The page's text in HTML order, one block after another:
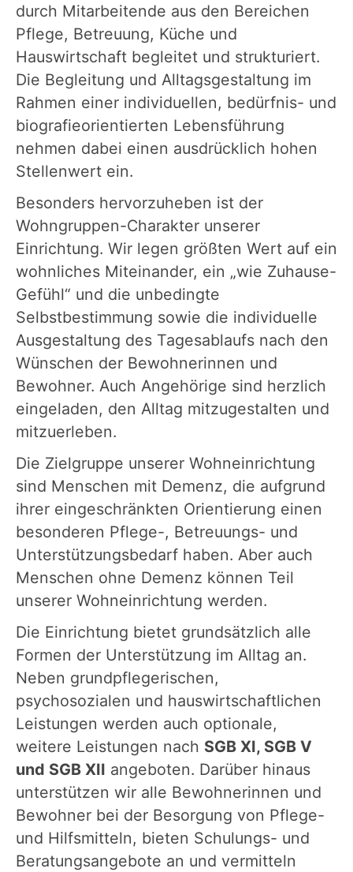
durch Mitarbeitende aus den Bereichen
Pflege, Betreuung, Küche und
Hauswirtschaft begleitet und strukturiert.
Die Begleitung und Alltagsgestaltung im
Rahmen einer individuellen, bedürfnis- und
biografieorientierten Lebensführung
nehmen dabei einen ausdrücklich hohen
Stellenwert ein.
Besonders hervorzuheben ist der
Wohngruppen-Charakter unserer
Einrichtung. Wir legen größten Wert auf ein
wohnliches Miteinander, ein „wie Zuhause-
Gefühl“ und die unbedingte
Selbstbestimmung sowie die individuelle
Ausgestaltung des Tagesablaufs nach den
Wünschen der Bewohnerinnen und
Bewohner. Auch Angehörige sind herzlich
eingeladen, den Alltag mitzugestalten und
mitzuerleben.
Die Zielgruppe unserer Wohneinrichtung
sind Menschen mit Demenz, die aufgrund
ihrer eingeschränkten Orientierung einen
besonderen Pflege-, Betreuungs- und
Unterstützungsbedarf haben. Aber auch
Menschen ohne Demenz können Teil
unserer Wohneinrichtung werden.
Die Einrichtung bietet grundsätzlich alle
Formen der Unterstützung im Alltag an.
Neben grundpflegerischen,
psychosozialen und hauswirtschaftlichen
Leistungen werden auch optionale,
weitere Leistungen nach SGB XI, SGB V
und SGB XII angeboten. Darüber hinaus
unterstützen wir alle Bewohnerinnen und
Bewohner bei der Besorgung von Pflege-
und Hilfsmitteln, bieten Schulungs- und
Beratungsangebote an und vermitteln